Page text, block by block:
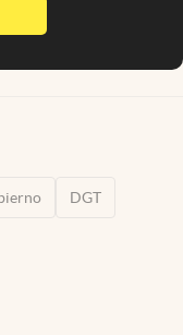
en nueva pestaña
DGT